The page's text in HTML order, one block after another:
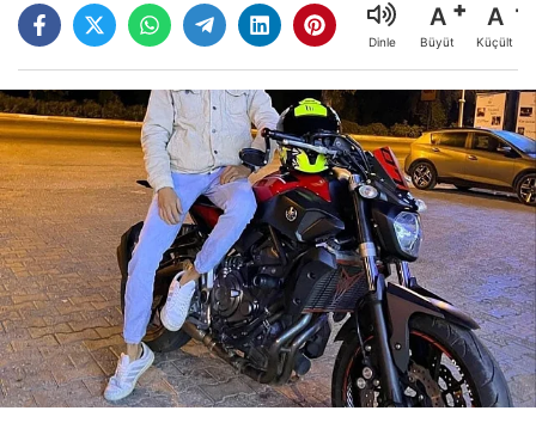
Dinle
A
Büyüt
A
Küçült